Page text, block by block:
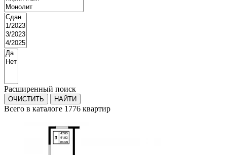
Расширенный поиск
Всего в каталоге 1776 квартир